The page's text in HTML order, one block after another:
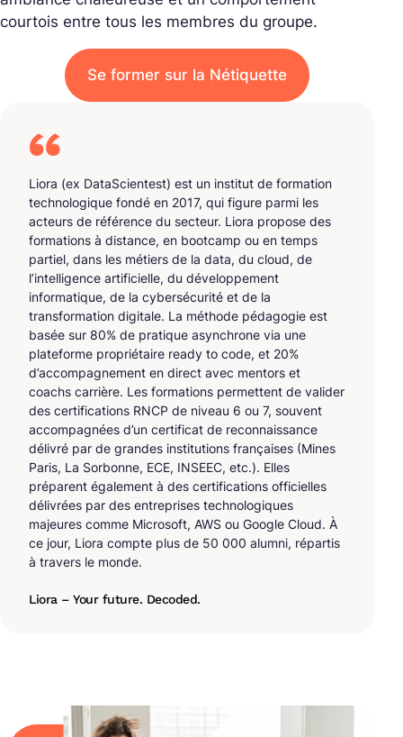
courtois entre tous les membres du groupe.
Se former sur la Nétiquette
Liora (ex DataScientest) est un institut de formation
technologique fondé en 2017, qui figure parmi les
acteurs de référence du secteur. Liora propose des
formations à distance, en bootcamp ou en temps
partiel, dans les métiers de la data, du cloud, de
l’intelligence artificielle, du développement
informatique, de la cybersécurité et de la
transformation digitale. La méthode pédagogie est
basée sur 80% de pratique asynchrone via une
plateforme propriétaire ready to code, et 20%
d’accompagnement en direct avec mentors et
coachs carrière. Les formations permettent de valider
des certifications RNCP de niveau 6 ou 7, souvent
accompagnées d’un certificat de reconnaissance
délivré par de grandes institutions françaises (Mines
Paris, La Sorbonne, ECE, INSEEC, etc.). Elles
préparent également à des certifications officielles
délivrées par des entreprises technologiques
majeures comme Microsoft, AWS ou Google Cloud. À
ce jour, Liora compte plus de 50 000 alumni, répartis
à travers le monde.
Liora – Your future. Decoded.